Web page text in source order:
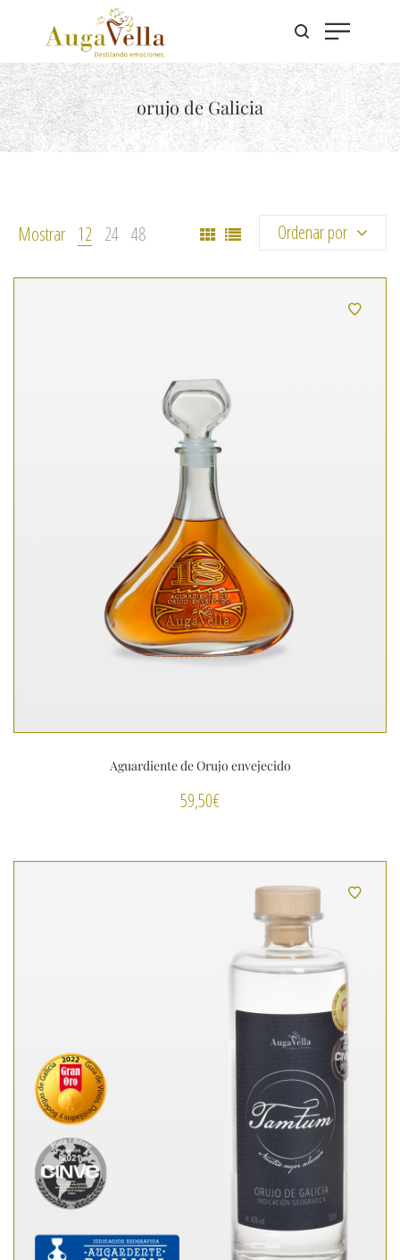
orujo de Galicia
Mostrar 12 24 48 Ordenar por
Aguardiente de Orujo envejecido
59,50€